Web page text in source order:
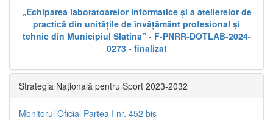
„Echiparea laboratoarelor informatice și a atelierelor de
practică din unitățile de învățământ profesional și
tehnic din Municipiul Slatina” - F-PNRR-DOTLAB-2024-
0273 - finalizat
Strategia Națională pentru Sport 2023-2032
Monitorul Oficial Partea I nr. 452 bis